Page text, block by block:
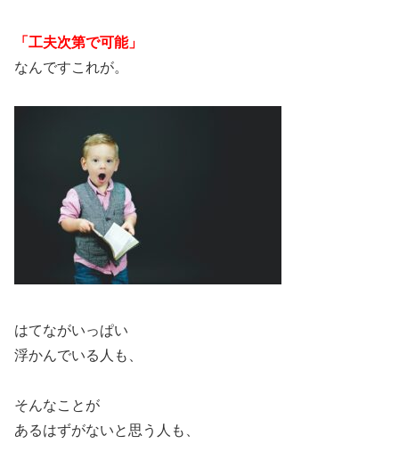
「工夫次第で可能」
なんですこれが。
はてながいっぱい
浮かんでいる人も、
そんなことが
あるはずがないと思う人も、